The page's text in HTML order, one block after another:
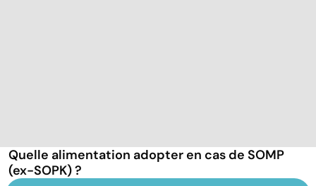
Quelle alimentation adopter en cas de SOMP
(ex-SOPK) ?